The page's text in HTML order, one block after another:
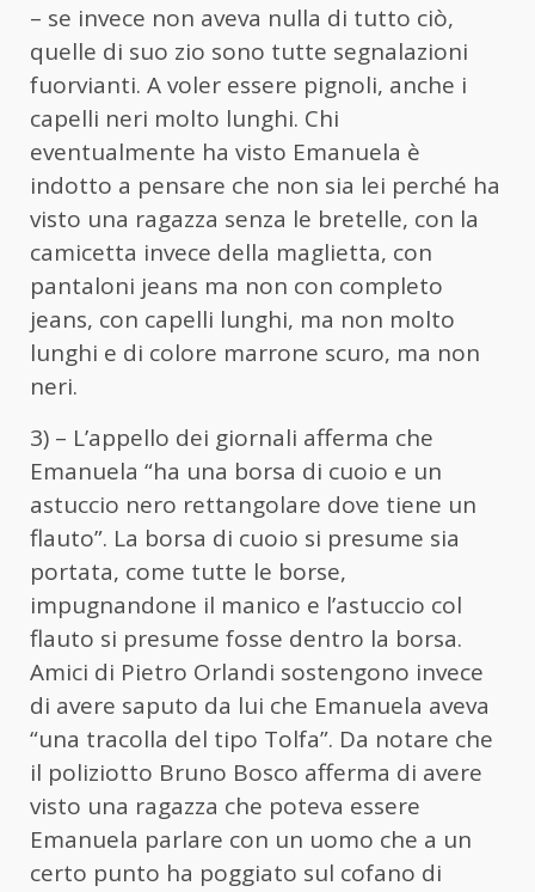
– se invece non aveva nulla di tutto ciò,
quelle di suo zio sono tutte segnalazioni
fuorvianti. A voler essere pignoli, anche i
capelli neri molto lunghi. Chi
eventualmente ha visto Emanuela è
indotto a pensare che non sia lei perché ha
visto una ragazza senza le bretelle, con la
camicetta invece della maglietta, con
pantaloni jeans ma non con completo
jeans, con capelli lunghi, ma non molto
lunghi e di colore marrone scuro, ma non
neri.
3) – L’appello dei giornali afferma che
Emanuela “ha una borsa di cuoio e un
astuccio nero rettangolare dove tiene un
flauto”. La borsa di cuoio si presume sia
portata, come tutte le borse,
impugnandone il manico e l’astuccio col
flauto si presume fosse dentro la borsa.
Amici di Pietro Orlandi sostengono invece
di avere saputo da lui che Emanuela aveva
“una tracolla del tipo Tolfa”. Da notare che
il poliziotto Bruno Bosco afferma di avere
visto una ragazza che poteva essere
Emanuela parlare con un uomo che a un
certo punto ha poggiato sul cofano di